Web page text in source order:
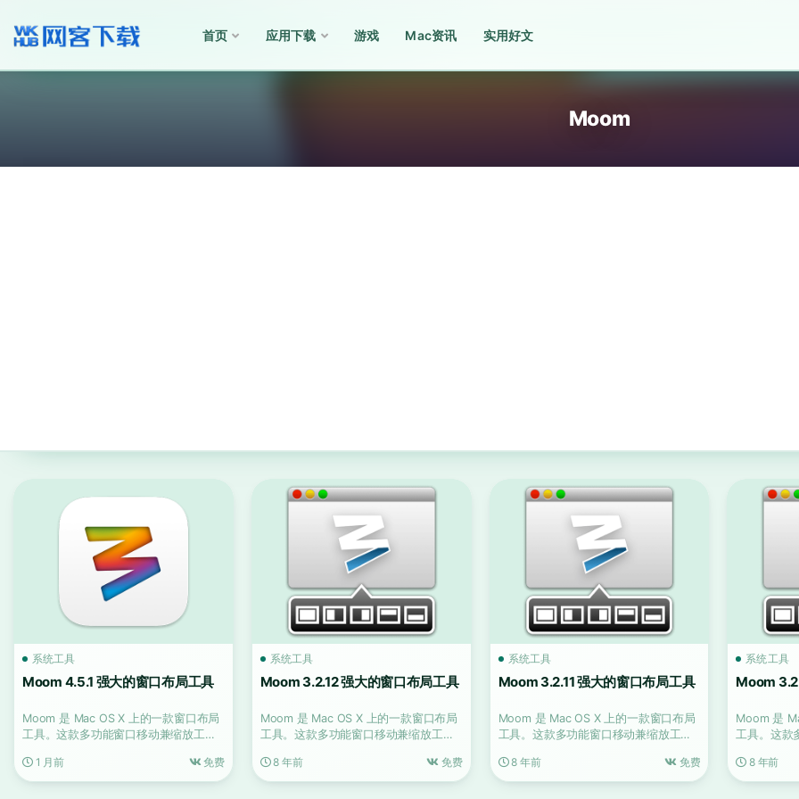
首页 应用下载 游戏 Mac资讯 实用好文
Moom
系统工具
Moom 4.5.1 强大的窗口布局工具
Moom 是 Mac OS X 上的一款窗口布局
工具。这款多功能窗口移动兼缩放工具
1 月前
免费
系统工具
Moom 3.2.12 强大的窗口布局工具
Moom 是 Mac OS X 上的一款窗口布局
工具。这款多功能窗口移动兼缩放工具
8 年前
免费
系统工具
Moom 3.2.11 强大的窗口布局工具
Moom 是 Mac OS X 上的一款窗口布局
工具。这款多功能窗口移动兼缩放工具
8 年前
免费
系统工具
Moom
Moom 是
工具。这款
8 年前